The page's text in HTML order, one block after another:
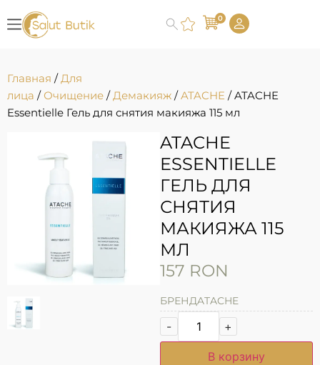
0
Главная /Для
лица / Очищение /Демакияж /ATACHE / ATACHE
Essentielle Гель для снятия макияжа 115 мл
ATACHE
ESSENTIELLE
ГЕЛЬ ДЛЯ
СНЯТИЯ
МАКИЯЖА 115
МЛ
157 RON
БРЕНДATACHE
- +
В корзину